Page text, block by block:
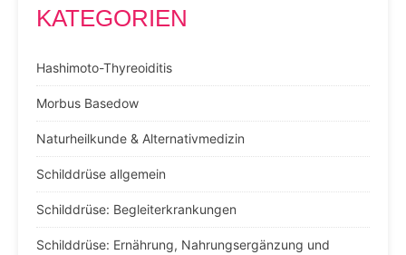
KATEGORIEN
Hashimoto-Thyreoiditis
Morbus Basedow
Naturheilkunde & Alternativmedizin
Schilddrüse allgemein
Schilddrüse: Begleiterkrankungen
Schilddrüse: Ernährung, Nahrungsergänzung und